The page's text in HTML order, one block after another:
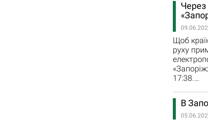
Через
Щоб
руху
17:38.…
В